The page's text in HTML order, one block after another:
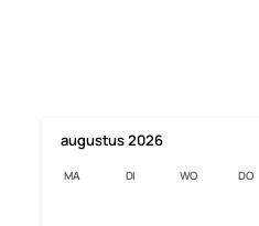
augustus2026
MA DI WO DO